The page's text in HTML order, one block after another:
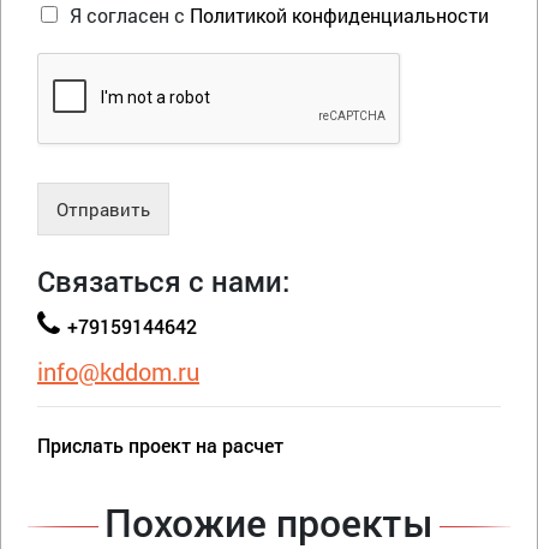
Я согласен с Политикой конфиденциальности
Отправить
Связаться с нами:
+79159144642
info@kddom.ru
Прислать проект на расчет
Похожие проекты